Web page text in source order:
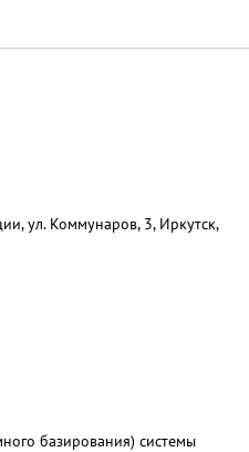
ул. Коммунаров, 3, Иркутск,
базирования) системы